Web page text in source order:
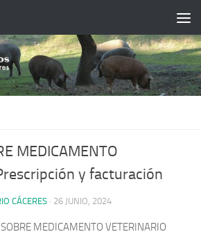
MEDICAMENTO
y facturación
CÁCERES · 26 JUNIO, 2024
MEDICAMENTO VETERINARIO